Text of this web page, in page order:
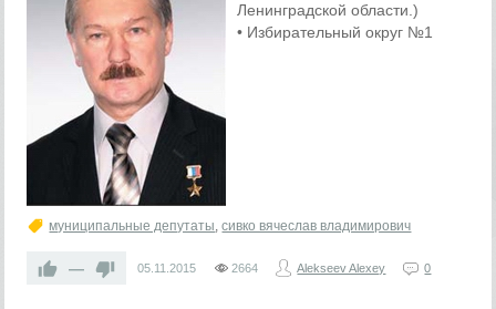
Ленинградской области.)
• Избирательный округ №1
муниципальные депутаты,сивко вячеслав владимирович
— 05.11.2015 2664 Alekseev Alexey 0